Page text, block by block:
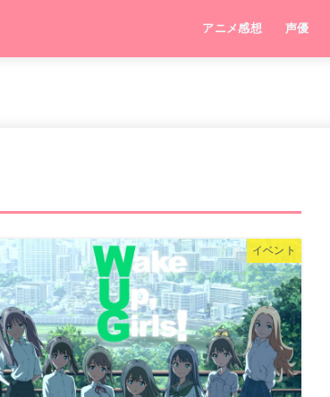
アニメ感想 声優
イベント